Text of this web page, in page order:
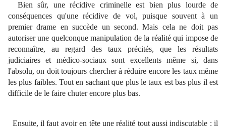
Bien sûr, une récidive criminelle est bien plus lourde de
conséquences qu'une récidive de vol, puisque souvent à un
premier drame en succède un second. Mais cela ne doit pas
autoriser une quelconque manipulation de la réalité qui impose de
reconnaître, au regard des taux précités, que les résultats
judiciaires et médico-sociaux sont excellents même si, dans
l'absolu, on doit toujours chercher à réduire encore les taux même
les plus faibles. Tout en sachant que plus le taux est bas plus il est
difficile de le faire chuter encore plus bas.
Ensuite, il faut avoir en tête une réalité tout aussi indiscutable : il